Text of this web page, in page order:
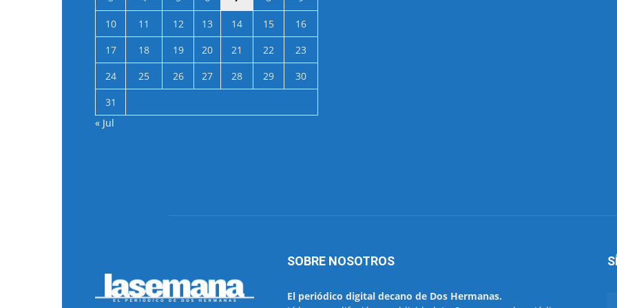
10
11 12 13 14 15
16
17
18 19 20 21 22
23
24
25 26 27 28 29
30
31
« Jul
SOBRE NOSOTROS
El periódico digital decano de Dos Hermanas.